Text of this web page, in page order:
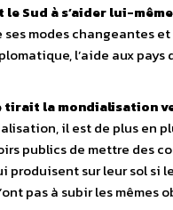
Sud à s’aider lui-
ses modes changeantes
l’aide aux pays
tirait la mondialisation
il est de plus en
publics de mettre des
produisent sur leur sol si
pas à subir les mêmes